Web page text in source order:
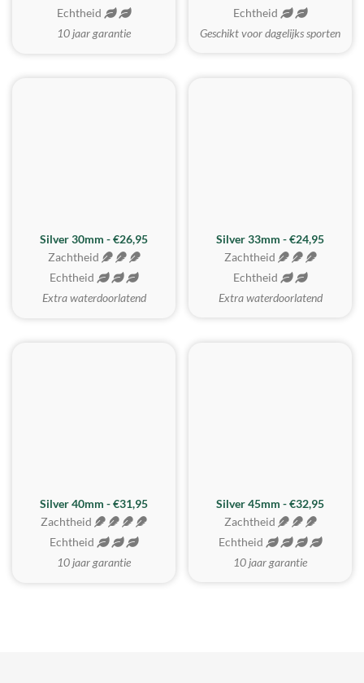
Echtheid
10 jaar garantie
Echtheid
Geschikt voor dagelijks sporten
Silver 30mm - €26,95
Zachtheid
Echtheid
Extra waterdoorlatend
Silver 33mm - €24,95
Zachtheid
Echtheid
Extra waterdoorlatend
Silver 40mm - €31,95
Zachtheid
Echtheid
10 jaar garantie
MEEST GEKOZEN
Silver 45mm - €32,95
Zachtheid
Echtheid
10 jaar garantie